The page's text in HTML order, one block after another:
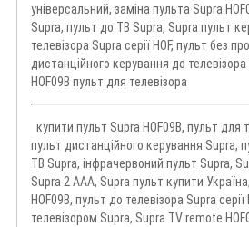
універсальний, заміна пульта Supra
Supra, пульт до ТВ Supra, Supra пульт
телевізора Supra серії HOF, пульт без
дистанційного керування до телевізора
HOF09B пульт для телевізора
купити пульт Supra HOF09B, пульт для
пульт дистанційного керування Supra,
ТВ Supra, інфрачервоний пульт Supra,
Supra 2 AAA, Supra пульт купити
HOF09B, пульт до телевізора Supra
телевізором Supra, Supra TV remote